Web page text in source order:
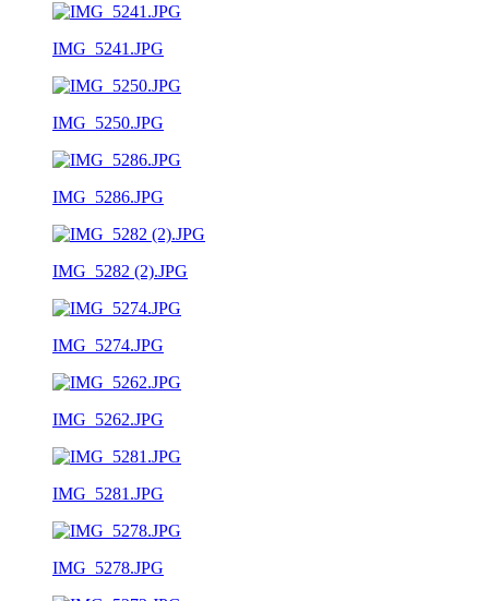
IMG_5241.JPG
IMG_5250.JPG
IMG_5286.JPG
IMG_5282 (2).JPG
IMG_5274.JPG
IMG_5262.JPG
IMG_5281.JPG
IMG_5278.JPG